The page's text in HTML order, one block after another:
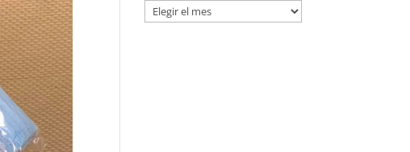
Archivo
de